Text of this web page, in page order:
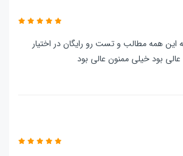
این همه مطالب و تست رو رایگان در اختیار
بود خیلی ممنون عالی بود